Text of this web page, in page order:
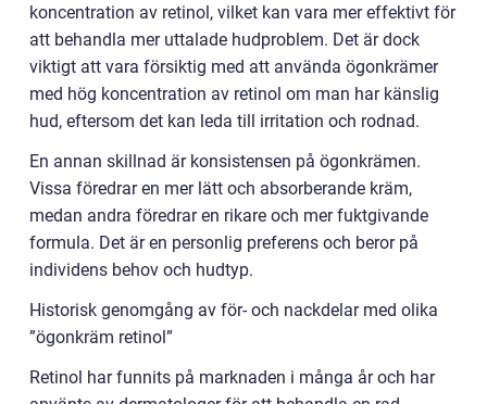
koncentration av retinol, vilket kan vara mer effektivt för
att behandla mer uttalade hudproblem. Det är dock
viktigt att vara försiktig med att använda ögonkrämer
med hög koncentration av retinol om man har känslig
hud, eftersom det kan leda till irritation och rodnad.
En annan skillnad är konsistensen på ögonkrämen.
Vissa föredrar en mer lätt och absorberande kräm,
medan andra föredrar en rikare och mer fuktgivande
formula. Det är en personlig preferens och beror på
individens behov och hudtyp.
Historisk genomgång av för- och nackdelar med olika
”ögonkräm retinol”
Retinol har funnits på marknaden i många år och har